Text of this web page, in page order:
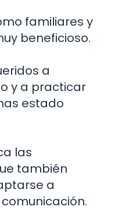
familiares y
beneficioso.
a
y a practicar
estado
las
también
a